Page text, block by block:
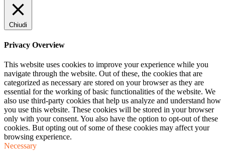
Chiudi
Privacy Overview
This website uses cookies to improve your experience while you
navigate through the website. Out of these, the cookies that are
categorized as necessary are stored on your browser as they are
essential for the working of basic functionalities of the website. We
also use third-party cookies that help us analyze and understand how
you use this website. These cookies will be stored in your browser
only with your consent. You also have the option to opt-out of these
cookies. But opting out of some of these cookies may affect your
browsing experience.
Necessary